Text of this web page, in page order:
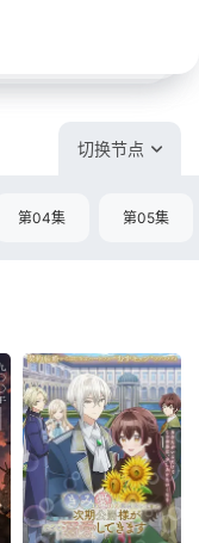
切换节点
第04集 第05集